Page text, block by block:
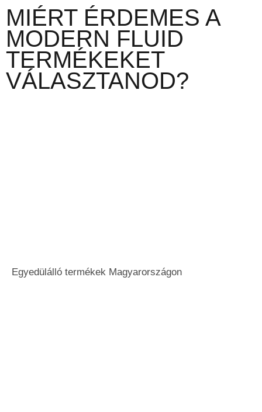
MIÉRT ÉRDEMES A
MODERN FLUID
TERMÉKEKET
VÁLASZTANOD?
Egyedülálló termékek Magyarországon